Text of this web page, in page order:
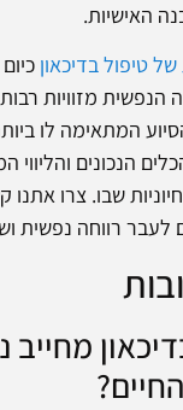
האישיות.
טיפול בדיכאון
מזוויות
הנכונים והליווי
שבו. צרו
רווחה נפשית
מחייב